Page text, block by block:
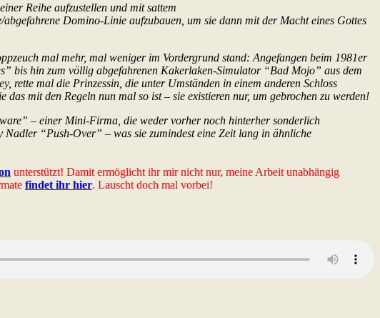
Reihe aufzustellen und mit sattem
Domino-Linie aufzubauen, um sie dann mit der Macht eines Gottes
mal mehr, mal weniger im Vordergrund stand: Angefangen beim 1981er
bis hin zum völlig abgefahrenen Kakerlaken-Simulator “Bad Mojo” aus dem
rette mal die Prinzessin, die unter Umständen in einem anderen Schloss
mit den Regeln nun mal so ist – sie existieren nur, um gebrochen zu werden!
– einer Mini-Firma, die weder vorher noch hinterher sonderlich
“Push-Over” – was sie zumindest eine Zeit lang in ähnliche
unterstützt! Damit ermöglicht ihr mir nicht nur, meine Arbeit unabhängig
findet ihr hier. Lauscht doch mal vorbei!